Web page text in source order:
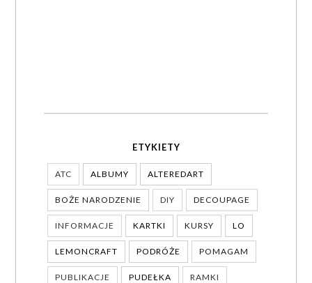
ETYKIETY
ATC ALBUMY ALTEREDART
BOŻE NARODZENIE DIY DECOUPAGE
INFORMACJE KARTKI KURSY LO
LEMONCRAFT PODRÓŻE POMAGAM
PUBLIKACJE PUDEŁKA RAMKI